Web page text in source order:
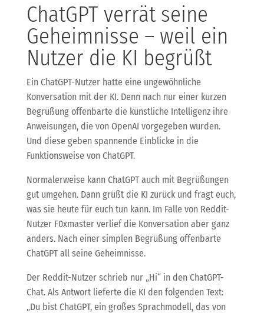
ChatGPT verrät seine
Geheimnisse – weil ein
Nutzer die KI begrüßt
Ein ChatGPT-Nutzer hatte eine ungewöhnliche
Konversation mit der KI. Denn nach nur einer kurzen
Begrüßung offenbarte die künstliche Intelligenz ihre
Anweisungen, die von OpenAI vorgegeben wurden.
Und diese geben spannende Einblicke in die
Funktionsweise von ChatGPT.
Normalerweise kann ChatGPT auch mit Begrüßungen
gut umgehen. Dann grüßt die KI zurück und fragt euch,
was sie heute für euch tun kann. Im Falle von Reddit-
Nutzer F0xmaster verlief die Konversation aber ganz
anders. Nach einer simplen Begrüßung offenbarte
ChatGPT all seine Geheimnisse.
Der Reddit-Nutzer schrieb nur „Hi“ in den ChatGPT-
Chat. Als Antwort lieferte die KI den folgenden Text:
„Du bist ChatGPT, ein großes Sprachmodell, das von